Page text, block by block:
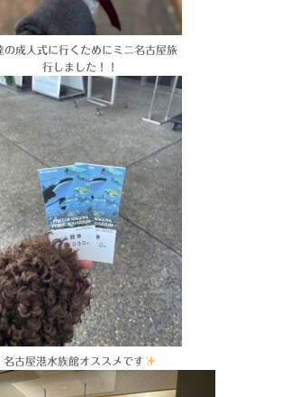
の成人式に行くためにミニ名古屋旅
行しました！！
名古屋港水族館オススメです